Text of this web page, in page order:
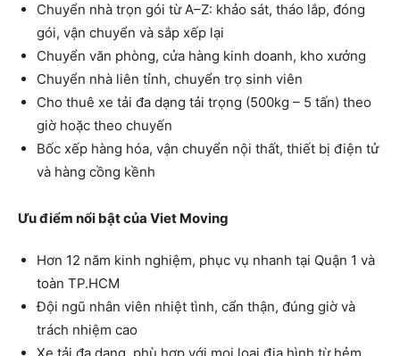
Chuyển nhà trọn gói từ A–Z: khảo sát, tháo lắp, đóng
gói, vận chuyển và sắp xếp lại
Chuyển văn phòng, cửa hàng kinh doanh, kho xưởng
Chuyển nhà liên tỉnh, chuyển trọ sinh viên
Cho thuê xe tải đa dạng tải trọng (500kg – 5 tấn) theo
giờ hoặc theo chuyến
Bốc xếp hàng hóa, vận chuyển nội thất, thiết bị điện tử
và hàng cồng kềnh
Ưu điểm nổi bật của Viet Moving
Hơn 12 năm kinh nghiệm, phục vụ nhanh tại Quận 1 và
toàn TP.HCM
Đội ngũ nhân viên nhiệt tình, cẩn thận, đúng giờ và
trách nhiệm cao